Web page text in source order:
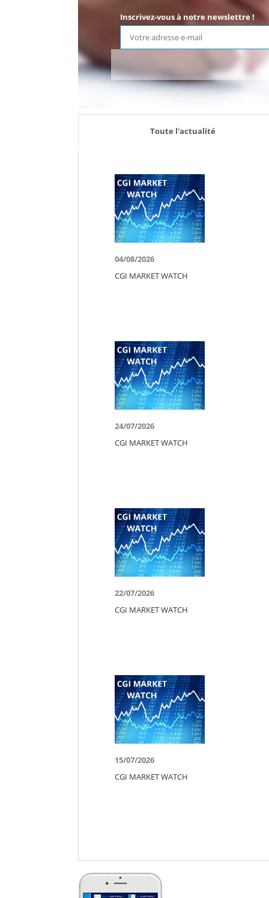
Inscrivez-vous à notre newslettre !
Toute l'actualité
04/08/2026
CGI MARKET WATCH
24/07/2026
CGI MARKET WATCH
22/07/2026
CGI MARKET WATCH
15/07/2026
CGI MARKET WATCH